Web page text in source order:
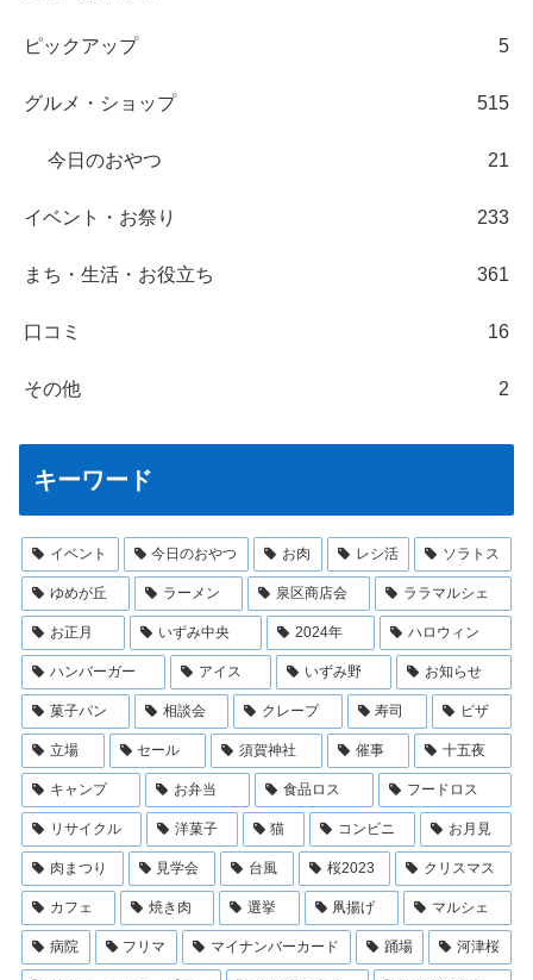
ピックアップ 5
グルメ・ショップ 515
今日のおやつ 21
イベント・お祭り 233
まち・生活・お役立ち 361
口コミ 16
その他 2
キーワード
イベント 今日のおやつ お肉 レシ活 ソラトス
ゆめが丘 ラーメン 泉区商店会 ララマルシェ
お正月 いずみ中央 2024年 ハロウィン
ハンバーガー アイス いずみ野 お知らせ
菓子パン 相談会 クレープ 寿司 ピザ
立場 セール 須賀神社 催事 十五夜
キャンプ お弁当 食品ロス フードロス
リサイクル 洋菓子 猫 コンビニ お月見
肉まつり 見学会 台風 桜2023 クリスマス
カフェ 焼き肉 選挙 凧揚げ マルシェ
病院 フリマ マイナンバーカード 踊場 河津桜